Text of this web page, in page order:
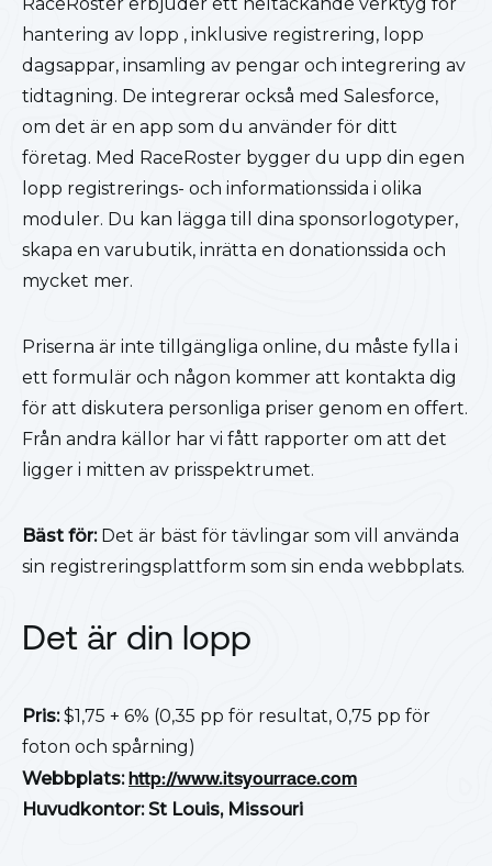
hantering av lopp , inklusive registrering, lopp
dagsappar, insamling av pengar och integrering av
tidtagning. De integrerar också med Salesforce,
om det är en app som du använder för ditt
företag. Med RaceRoster bygger du upp din egen
lopp registrerings- och informationssida i olika
moduler. Du kan lägga till dina sponsorlogotyper,
skapa en varubutik, inrätta en donationssida och
mycket mer.
Priserna är inte tillgängliga online, du måste fylla i
ett formulär och någon kommer att kontakta dig
för att diskutera personliga priser genom en offert.
Från andra källor har vi fått rapporter om att det
ligger i mitten av prisspektrumet.
Bäst för:Det är bäst för tävlingar som vill använda
sin registreringsplattform som sin enda webbplats.
Det är din lopp
Pris:$1,75 + 6% (0,35 pp för resultat, 0,75 pp för
foton och spårning)
Webbplats:http://www.itsyourrace.com
Huvudkontor: St Louis, Missouri